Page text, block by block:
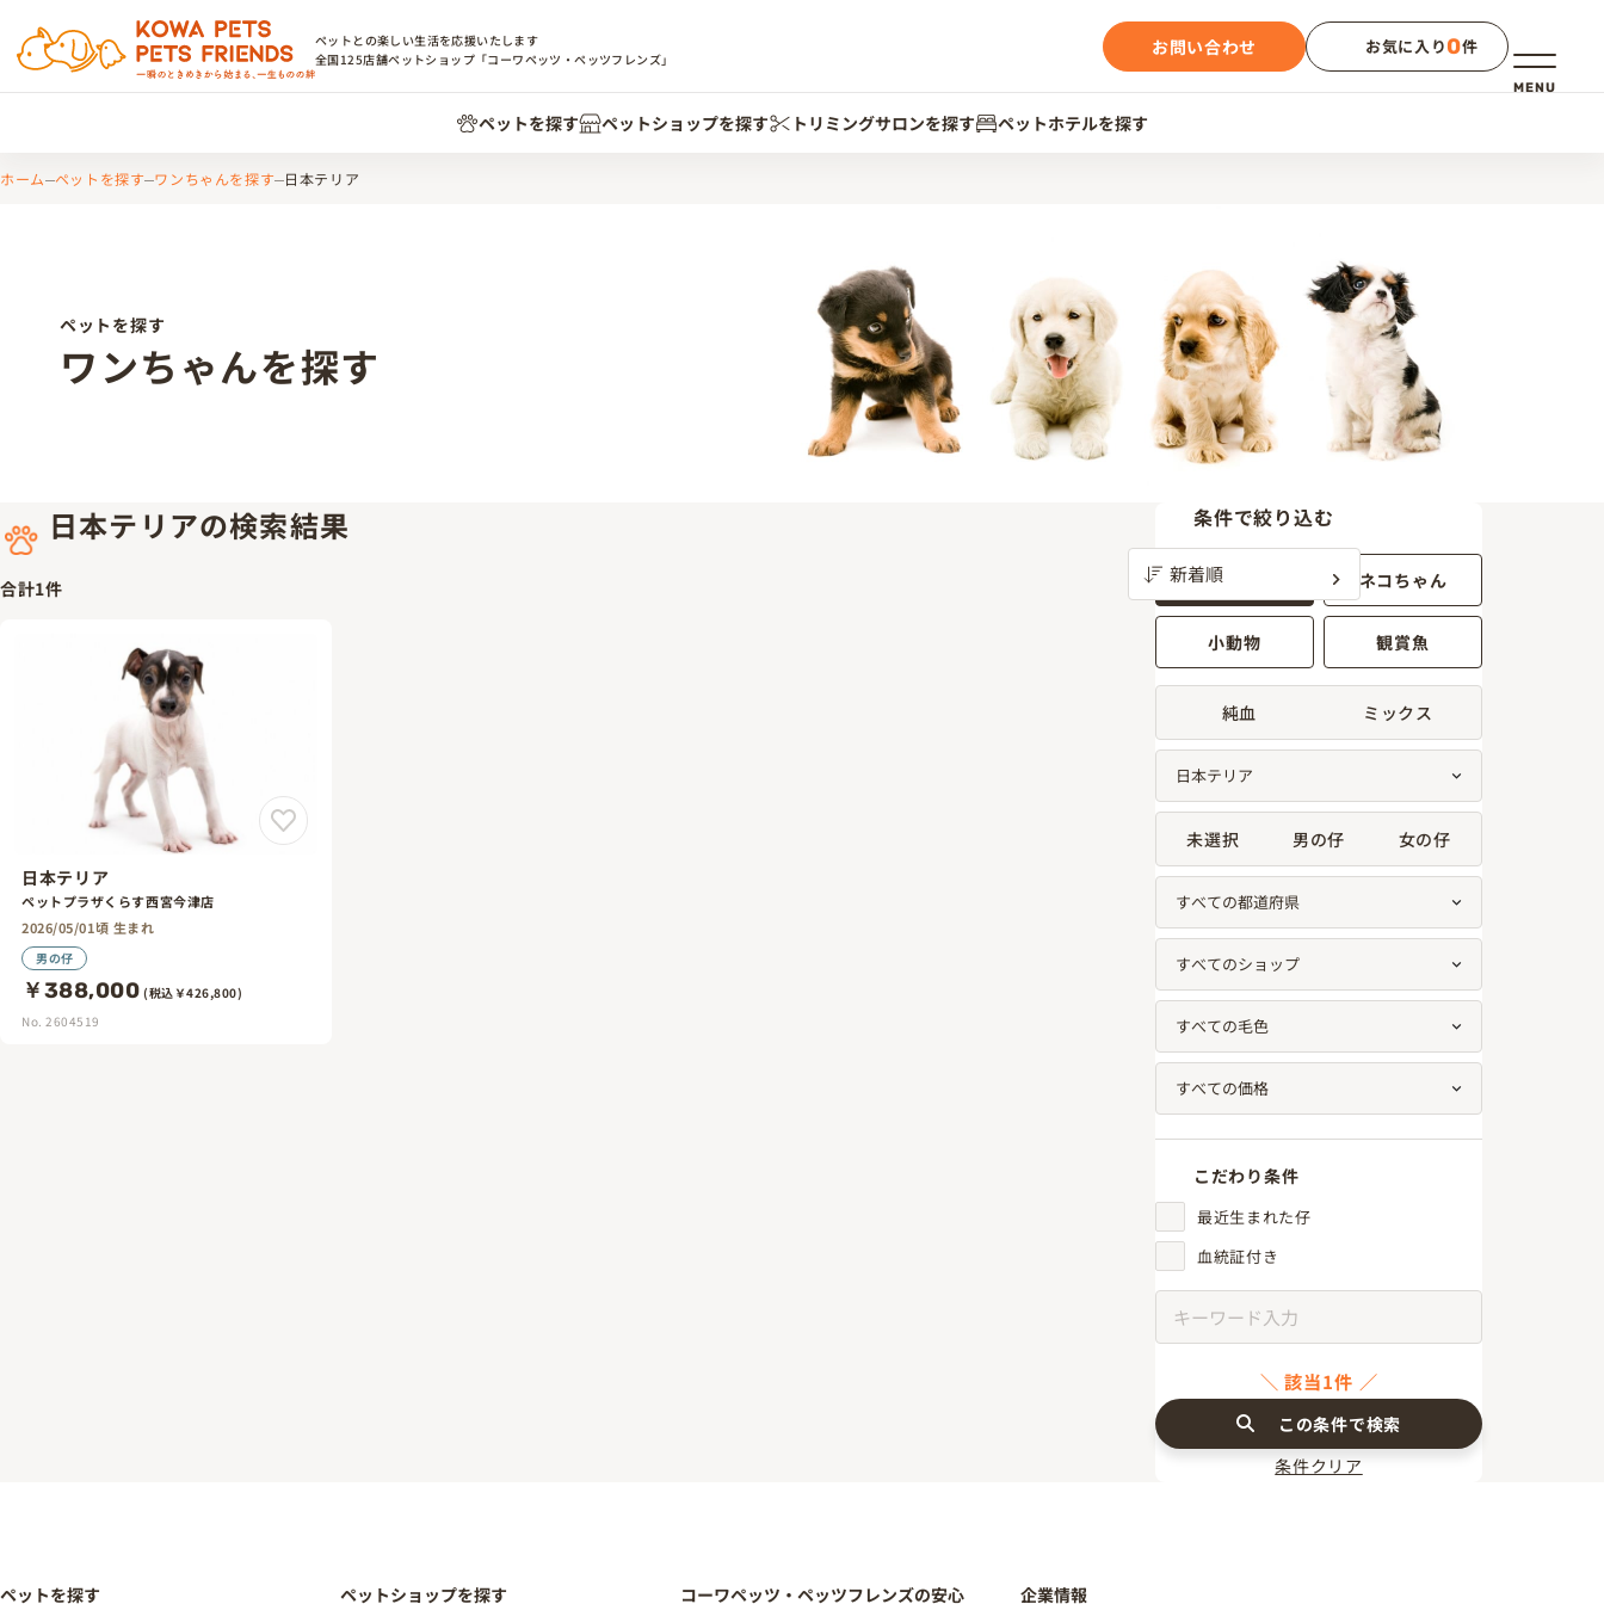
メニュー
MENU
ペットとの楽しい生活を応援いたします
全国125店舗ペットショップ「コーワペッツ・ペッツフレンズ」
お問い合わせ お気に入り0件
ペットを探す ペットショップを探す トリミングサロンを探す ペットホテルを探す
ホーム ペットを探す ワンちゃんを探す 日本テリア
ペットを探す
ワンちゃんを探す
日本テリアの検索結果
合計1件
日本テリア
ペットプラザくらす西宮今津店
2026/05/01頃 生まれ
男の仔
￥388,000 (税込￥426,800)
No. 2604519
条件で絞り込む
ワンちゃん ネコちゃん
小動物 観賞魚
純血 ミックス
未選択 男の仔 女の仔
こだわり条件
最近生まれた仔
血統証付き
該当1件
この条件で検索
条件クリア
ペットを探す ペットショップを探す コーワペッツ・ペッツフレンズの安心 企業情報